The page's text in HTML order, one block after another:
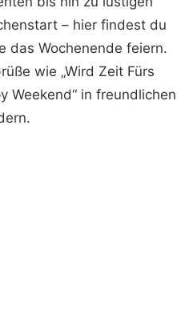
– hier findest du
das Wochenende feiern.
wie „Wird Zeit Fürs
Weekend“ in freundlichen